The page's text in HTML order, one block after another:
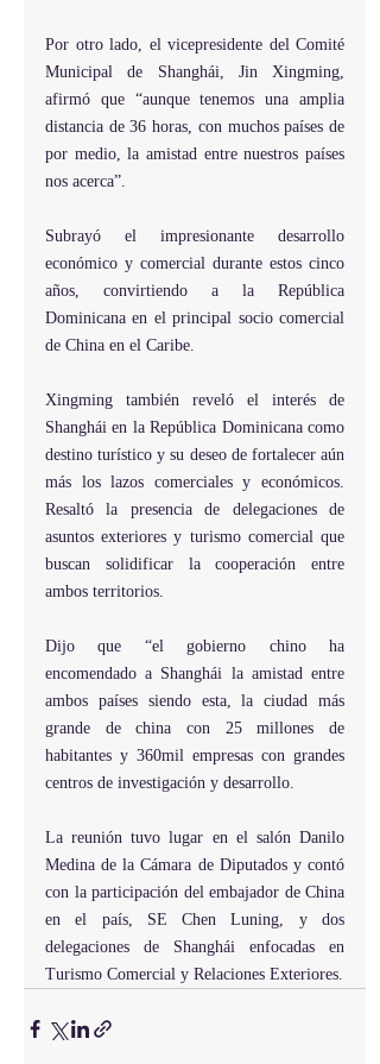
Por otro lado, el vicepresidente del Comité
Municipal de Shanghái, Jin Xingming,
afirmó que “aunque tenemos una amplia
distancia de 36 horas, con muchos países de
por medio, la amistad entre nuestros países
nos acerca”.
Subrayó el impresionante desarrollo
económico y comercial durante estos cinco
años, convirtiendo a la República
Dominicana en el principal socio comercial
de China en el Caribe.
Xingming también reveló el interés de
Shanghái en la República Dominicana como
destino turístico y su deseo de fortalecer aún
más los lazos comerciales y económicos.
Resaltó la presencia de delegaciones de
asuntos exteriores y turismo comercial que
buscan solidificar la cooperación entre
ambos territorios.
Dijo que “el gobierno chino ha
encomendado a Shanghái la amistad entre
ambos países siendo esta, la ciudad más
grande de china con 25 millones de
habitantes y 360mil empresas con grandes
centros de investigación y desarrollo.
La reunión tuvo lugar en el salón Danilo
Medina de la Cámara de Diputados y contó
con la participación del embajador de China
en el país, SE Chen Luning, y dos
delegaciones de Shanghái enfocadas en
Turismo Comercial y Relaciones Exteriores.